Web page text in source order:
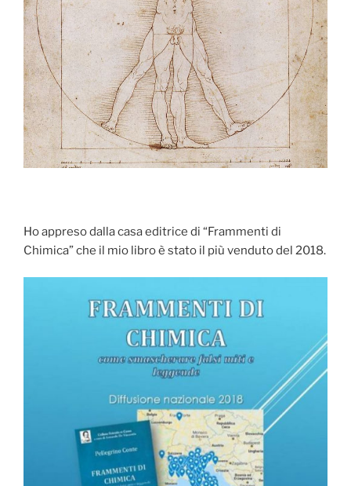
Ho appreso dalla casa editrice di “Frammenti di
Chimica” che il mio libro è stato il più venduto del 2018.